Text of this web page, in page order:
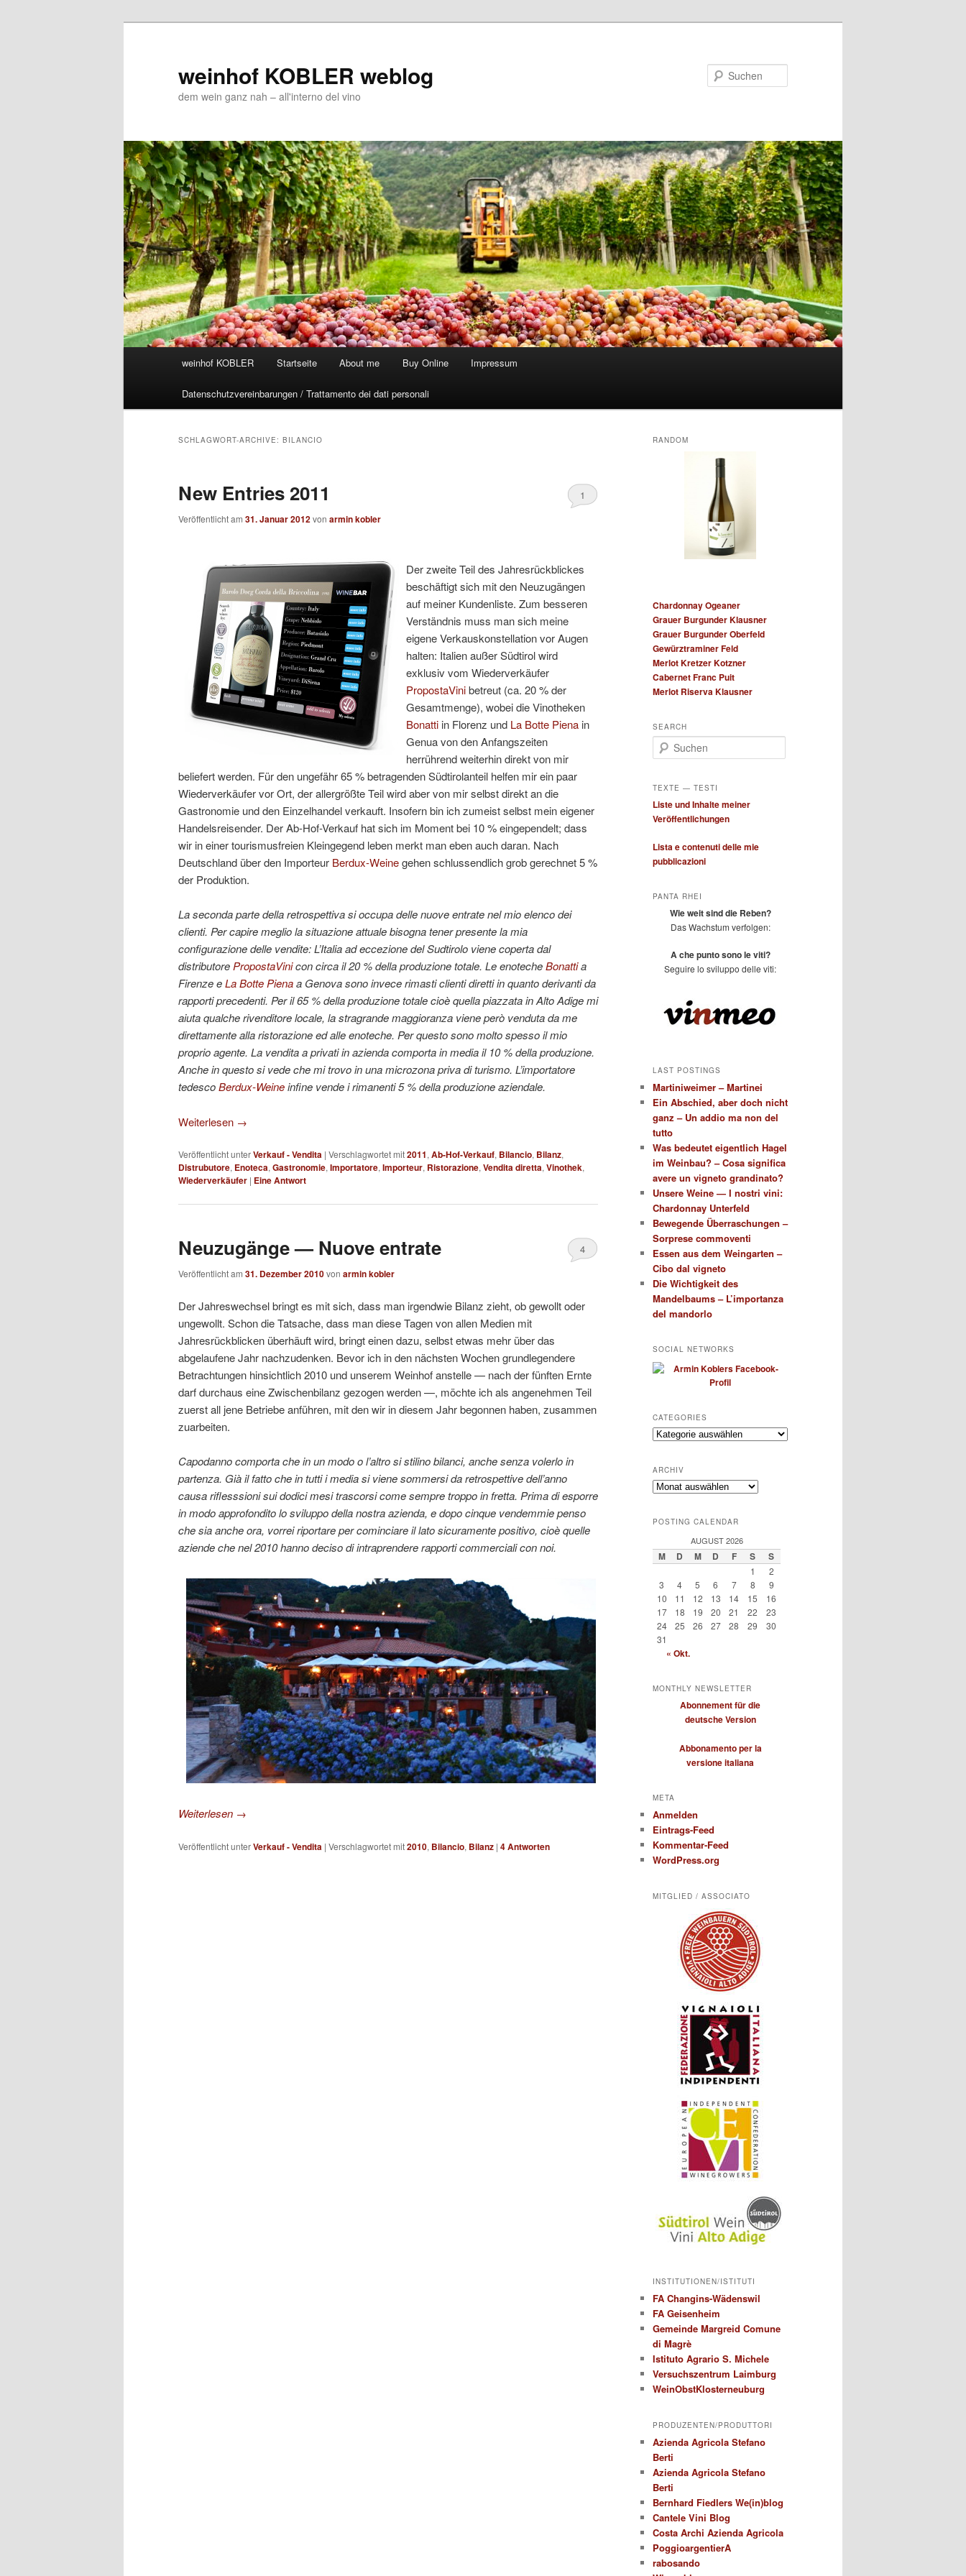
weinhof KOBLER weblog
dem wein ganz nah – all'interno del vino
weinhof KOBLER Startseite About me Buy Online Impressum
Datenschutzvereinbarungen / Trattamento dei dati personali
SCHLAGWORT-ARCHIVE: BILANCIO
New Entries 2011
Veröffentlicht am 31. Januar 2012von armin kobler
1
Der zweite Teil des Jahresrückblickes
beschäftigt sich mit den Neuzugängen
auf meiner Kundenliste. Zum besseren
Verständnis muss man sich meine
eigene Verkauskonstellation vor Augen
halten: Italien außer Südtirol wird
exklusiv vom Wiederverkäufer
PropostaVinibetreut (ca. 20 % der
Gesamtmenge), wobei die Vinotheken
Bonatti in Florenz und La Botte Piena in
Genua von den Anfangszeiten
herrührend weiterhin direkt von mir
beliefert werden. Für den ungefähr 65 % betragenden Südtirolanteil helfen mir ein paar
Wiederverkäufer vor Ort, der allergrößte Teil wird aber von mir selbst direkt an die
Gastronomie und den Einzelhandel verkauft. Insofern bin ich zumeist selbst mein eigener
Handelsreisender. Der Ab-Hof-Verkauf hat sich im Moment bei 10 % eingependelt; dass
wir in einer tourismusfreien Kleingegend leben merkt man eben auch daran. Nach
Deutschland über den Importeur Berdux-Weinegehen schlussendlich grob gerechnet 5 %
der Produktion.
La seconda parte della retrospettiva si occupa delle nuove entrate nel mio elenco dei
clienti. Per capire meglio la situazione attuale bisogna tener presente la mia
configurazione delle vendite: L’Italia ad eccezione del Sudtirolo viene coperta dal
distributorePropostaVinicon circa il 20 % della produzione totale. Le enotecheBonattia
Firenze eLa Botte Pienaa Genova sono invece rimasti clienti diretti in quanto derivanti da
rapporti precedenti. Per il 65 % della produzione totale cioè quellapiazzata in Alto Adige mi
aiuta qualche rivenditore locale, la stragrande maggioranza viene però venduta da me
direttamente alla ristorazione ed alle enoteche. Per questo sono molto spesso il mio
proprio agente. La vendita a privati in azienda comporta in media il 10 % della produzione.
Anche in questo si vede che mi trovo in una microzona priva di turismo. L’importatore
tedescoBerdux-Weineinfine vende i rimanenti 5 % della produzione aziendale.
Weiterlesen →
Veröffentlicht unterVerkauf - Vendita | Verschlagwortet mit2011, Ab-Hof-Verkauf, Bilancio, Bilanz,
Distrubutore, Enoteca, Gastronomie, Importatore, Importeur, Ristorazione, Vendita diretta, Vinothek,
Wiederverkäufer | EineAntwort
Neuzugänge — Nuove entrate
Veröffentlicht am 31. Dezember 2010von armin kobler
4
Der Jahreswechsel bringt es mit sich, dass man irgendwie Bilanz zieht, ob gewollt oder
ungewollt. Schon die Tatsache, dass man diese Tagen von allen Medien mit
Jahresrückblicken überhäuft wird, bringt einen dazu, selbst etwas mehr über das
abgelaufene Jahr nachzudenken. Bevor ich in den nächsten Wochen grundlegendere
Betrachtungen hinsichtlich 2010 und unserem Weinhof anstelle — nach der fünften Ernte
darf durchaus eine Zwischenbilanz gezogen werden —, möchte ich als angenehmen Teil
zuerst all jene Betriebe anführen, mit den wir in diesem Jahr begonnen haben, zusammen
zuarbeiten.
Capodanno comporta che in un modo o l’altro si stilino bilanci, anche senza volerlo in
partenza. Già il fatto che in tutti i media si viene sommersi da retrospettive dell’anno
causa riflesssioni sui dodici mesi trascorsi come sempre troppo in fretta. Prima di esporre
in modo approfondito lo sviluppo della nostra azienda, e dopo cinque vendemmie penso
che sia anche ora, vorrei riportare per cominciare il lato sicuramente positivo, cioè quelle
aziende che nel 2010 hanno deciso di intraprendere rapporti commerciali con noi.
Weiterlesen →
Veröffentlicht unterVerkauf - Vendita | Verschlagwortet mit2010, Bilancio, Bilanz | 4Antworten
RANDOM
Chardonnay Ogeaner
Grauer Burgunder Klausner
Grauer Burgunder Oberfeld
Gewürztraminer Feld
Merlot Kretzer Kotzner
Cabernet Franc Puit
Merlot Riserva Klausner
SEARCH
u
h
n
TEXTE — TESTI
Liste und Inhalte meiner
Veröffentlichungen
Lista e contenuti delle mie
pubblicazioni
PANTA RHEI
Wie weit sind die Reben?
Das Wachstum verfolgen:
A che punto sono le viti?
Seguire lo sviluppo delle viti:
LAST POSTINGS
Martiniweimer – Martinei
Ein Abschied, aber doch nicht
ganz – Un addio ma non del
tutto
Was bedeutet eigentlich Hagel
im Weinbau? – Cosa significa
avere un vigneto grandinato?
Unsere Weine — I nostri vini:
Chardonnay Unterfeld
Bewegende Überraschungen –
Sorprese commoventi
Essen aus dem Weingarten –
Cibo dal vigneto
Die Wichtigkeit des
Mandelbaums – L’importanza
del mandorlo
SOCIAL NETWORKS
CATEGORIES
Categories
ARCHIV
Archiv
POSTING CALENDAR
AUGUST 2026
M D M D F S S
1
2
3
4 5 6 7 8
9
10
11 12 13 14 15
16
17
18 19 20 21 22
23
24
25 26 27 28 29
30
31
« Okt.
MONTHLY NEWSLETTER
Abonnement für die
deutsche Version
Abbonamento per la
versione italiana
META
Anmelden
Eintrags-Feed
Kommentar-Feed
WordPress.org
MITGLIED / ASSOCIATO
INSTITUTIONEN/ISTITUTI
FA Changins-Wädenswil
FA Geisenheim
Gemeinde Margreid Comune
di Magrè
Istituto Agrario S. Michele
Versuchszentrum Laimburg
WeinObstKlosterneuburg
PRODUZENTEN/PRODUTTORI
Azienda Agricola Stefano
Berti
Azienda Agricola Stefano
Berti
Bernhard Fiedlers We(in)blog
Cantele Vini Blog
Costa Archi Azienda Agricola
PoggioargentierA
rabosando